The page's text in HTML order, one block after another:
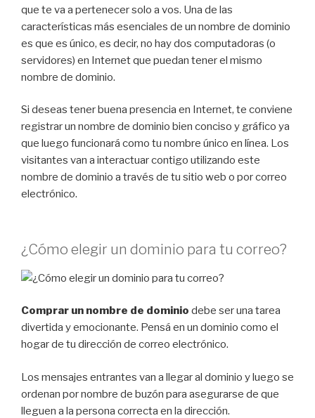
que te va a pertenecer solo a vos. Una de las
características más esenciales de un nombre de dominio
es que es único, es decir, no hay dos computadoras (o
servidores) en Internet que puedan tener el mismo
nombre de dominio.
Si deseas tener buena presencia en Internet, te conviene
registrar un nombre de dominio bien conciso y gráfico ya
que luego funcionará como tu nombre único en línea. Los
visitantes van a interactuar contigo utilizando este
nombre de dominio a través de tu sitio web o por correo
electrónico.
¿Cómo elegir un dominio para tu correo?
Comprar un nombre de dominio debe ser una tarea
divertida y emocionante. Pensá en un dominio como el
hogar de tu dirección de correo electrónico.
Los mensajes entrantes van a llegar al dominio y luego se
ordenan por nombre de buzón para asegurarse de que
lleguen a la persona correcta en la dirección.